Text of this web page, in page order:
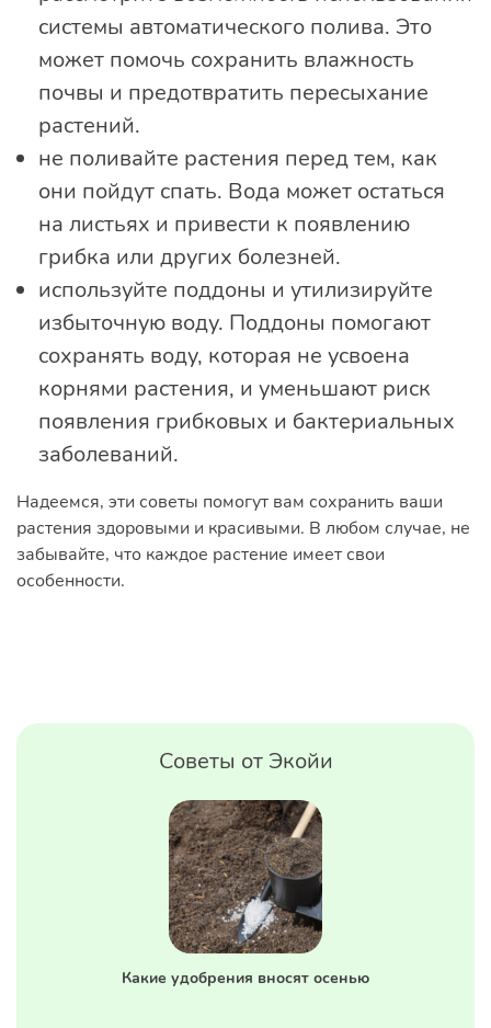
системы автоматического полива. Это
может помочь сохранить влажность
почвы и предотвратить пересыхание
растений.
не поливайте растения перед тем, как
они пойдут спать. Вода может остаться
на листьях и привести к появлению
грибка или других болезней.
используйте поддоны и утилизируйте
избыточную воду. Поддоны помогают
сохранять воду, которая не усвоена
корнями растения, и уменьшают риск
появления грибковых и бактериальных
заболеваний.
Надеемся, эти советы помогут вам сохранить ваши
растения здоровыми и красивыми. В любом случае, не
забывайте, что каждое растение имеет свои
особенности.
Советы от Экойи
Какие удобрения вносят осенью